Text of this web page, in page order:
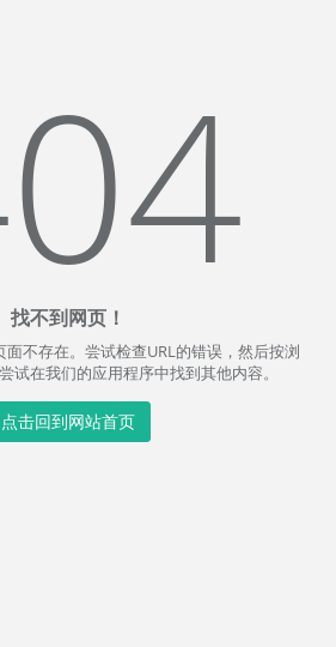
找不到网页！
不存在。尝试检查URL的错误，然后按浏
试在我们的应用程序中找到其他内容。
点击回到网站首页